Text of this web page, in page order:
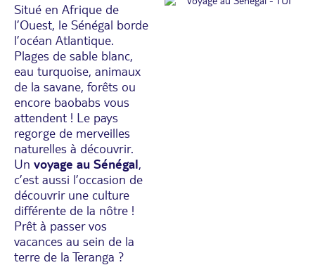
Situé en Afrique de
l’Ouest, le Sénégal borde
l’océan Atlantique.
Plages de sable blanc,
eau turquoise, animaux
de la savane, forêts ou
encore baobabs vous
attendent ! Le pays
regorge de merveilles
naturelles à découvrir.
Un voyage au Sénégal,
c’est aussi l’occasion de
découvrir une culture
différente de la nôtre !
Prêt à passer vos
vacances au sein de la
terre de la Teranga ?